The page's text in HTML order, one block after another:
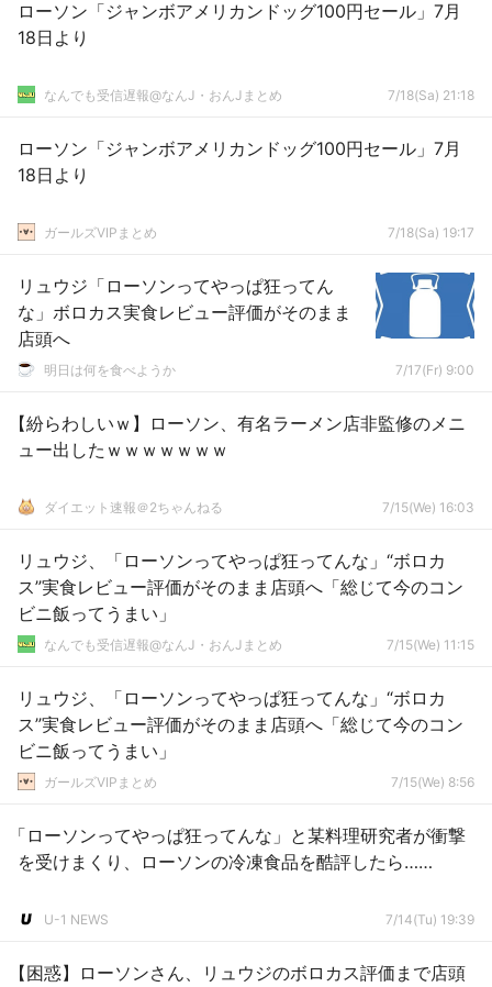
ローソン「ジャンボアメリカンドッグ100円セール」7月
18日より
なんでも受信遅報@なんJ・おんJまとめ 7/18(Sa) 21:18
ローソン「ジャンボアメリカンドッグ100円セール」7月
18日より
ガールズVIPまとめ 7/18(Sa) 19:17
リュウジ「ローソンってやっぱ狂ってん
な」ボロカス実食レビュー評価がそのまま
店頭へ
明日は何を食べようか 7/17(Fr) 9:00
【紛らわしいｗ】ローソン、有名ラーメン店非監修のメニ
ュー出したｗｗｗｗｗｗｗ
ダイエット速報＠2ちゃんねる 7/15(We) 16:03
リュウジ、「ローソンってやっぱ狂ってんな」“ボロカ
ス”実食レビュー評価がそのまま店頭へ「総じて今のコン
ビニ飯ってうまい」
なんでも受信遅報@なんJ・おんJまとめ 7/15(We) 11:15
リュウジ、「ローソンってやっぱ狂ってんな」“ボロカ
ス”実食レビュー評価がそのまま店頭へ「総じて今のコン
ビニ飯ってうまい」
ガールズVIPまとめ 7/15(We) 8:56
「ローソンってやっぱ狂ってんな」と某料理研究者が衝撃
を受けまくり、ローソンの冷凍食品を酷評したら……
U-1 NEWS 7/14(Tu) 19:39
【困惑】ローソンさん、リュウジのボロカス評価まで店頭